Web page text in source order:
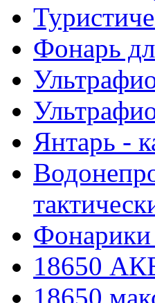
Фонарь
Янтарь -
Фонарики
18650
18650